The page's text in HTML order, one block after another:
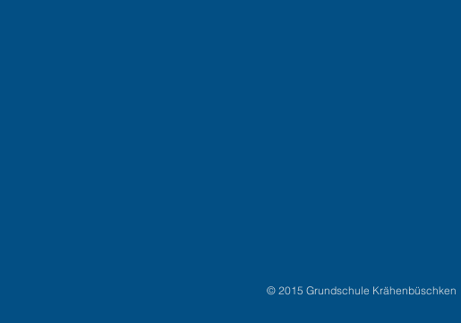
© 2015 Grundschule Krähenbüschken